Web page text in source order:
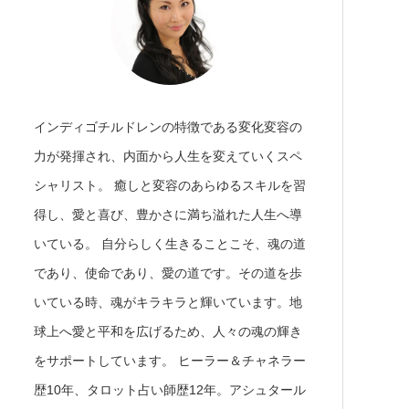
インディゴチルドレンの特徴である変化変容の
力が発揮され、内面から人生を変えていくスペ
シャリスト。 癒しと変容のあらゆるスキルを習
得し、愛と喜び、豊かさに満ち溢れた人生へ導
いている。 自分らしく生きることこそ、魂の道
であり、使命であり、愛の道です。その道を歩
いている時、魂がキラキラと輝いています。地
球上へ愛と平和を広げるため、人々の魂の輝き
をサポートしています。 ヒーラー＆チャネラー
歴10年、タロット占い師歴12年。アシュタール